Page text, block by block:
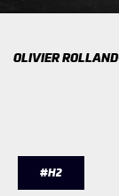
OLIVIER
#H2